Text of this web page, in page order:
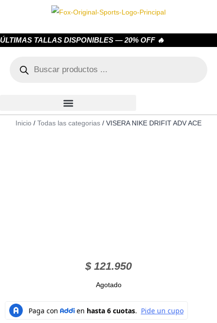
ÚLTIMAS TALLAS DISPONIBLES — 20% OFF 🔥
Inicio / Todas las categorias / VISERA NIKE DRIFIT ADV ACE
$121.950
Agotado